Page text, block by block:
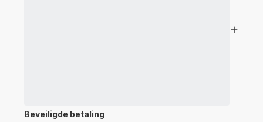
Beveiligde betaling